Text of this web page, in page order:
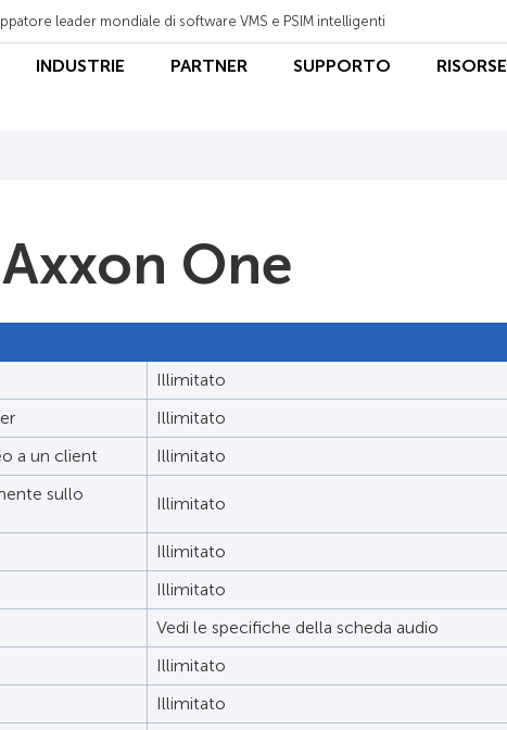
leader mondiale di software VMS e PSIM intelligenti
INDUSTRIE PARTNER SUPPORTO RISORSE
One
Illimitato
Illimitato
a un client
Illimitato
sullo
Illimitato
Illimitato
Illimitato
Vedi le specifiche della scheda audio
Illimitato
Illimitato